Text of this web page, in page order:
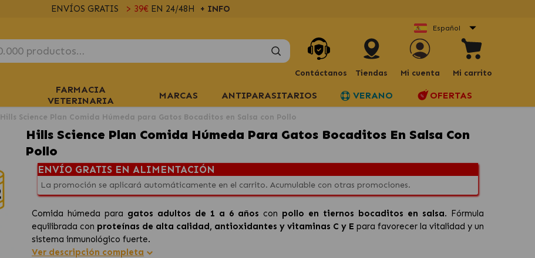
ENVÍOS GRATIS > 39€EN 24/48H + INFO
Español
Contáctanos Tiendas Mi cuenta Mi carrito
FARMACIA
VETERINARIA
MARCAS ANTIPARASITARIOS VERANO OFERTAS
Hills Science Plan Comida Húmeda para Gatos Bocaditos en Salsa con Pollo
Hills Science Plan Comida Húmeda Para Gatos Bocaditos En Salsa Con
Pollo
ENVÍO GRATIS EN ALIMENTACIÓN
La promoción se aplicará automáticamente en el carrito. Acumulable con otras promociones.
Comida húmeda para gatos adultos de 1 a 6 años con pollo en tiernos bocaditos en salsa. Fórmula
equilibrada con proteínas de alta calidad, antioxidantes y vitaminas C y E para favorecer la vitalidad y un
sistema inmunológico fuerte.
Ver descripción completa